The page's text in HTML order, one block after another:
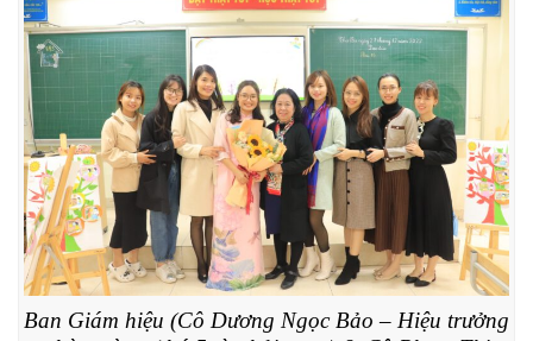
Ban Giám hiệu (Cô Dương Ngọc Bảo – Hiệu trưởng